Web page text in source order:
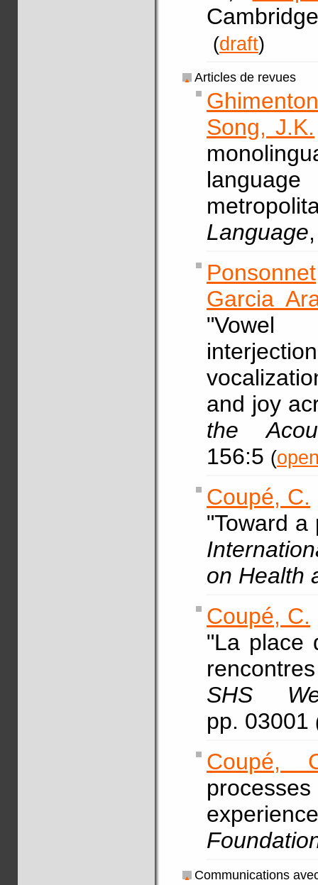
(draft)
Articles de revues
Song, J.K.
Language
Garcia
"Vowel
and joy
the
156:5 (
Coupé, C.
"Toward a
on Health
Coupé, C.
"La place
SHS
pp. 03001
Coupé,
Communications